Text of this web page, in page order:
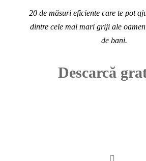
20 de măsuri eficiente care te pot
dintre cele mai mari griji ale
de bani.
Descarcă